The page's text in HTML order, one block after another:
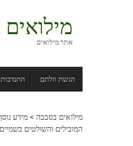
אתר מילואים
הגשת וולתם
מילואים בסבבה >מידע
המובילים והשולטים בשמיים